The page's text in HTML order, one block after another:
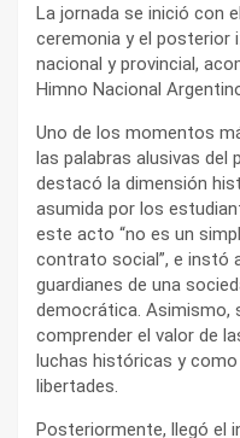
La jornada se inició con
ceremonia y el posterior
nacional y provincial,
Himno Nacional
Uno de los momentos
las palabras alusivas del
destacó la dimensión
asumida por los
este acto “no es un
contrato social”, e instó
guardianes de una
democrática. Asimismo,
comprender el valor de
luchas históricas y
libertades.
Posteriormente, llegó el